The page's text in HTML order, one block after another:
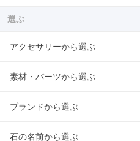
選ぶ
アクセサリーから選ぶ
素材・パーツから選ぶ
ブランドから選ぶ
石の名前から選ぶ